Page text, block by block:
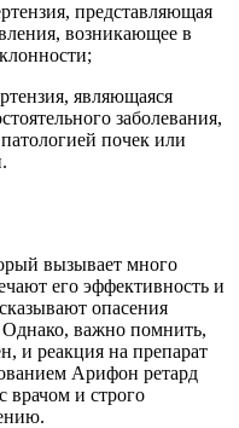
представляющая
возникающее в
являющаяся
заболевания,
почек или
вызывает много
его эффективность и
опасения
важно помнить,
и реакция на препарат
Арифон ретард
врачом и строго